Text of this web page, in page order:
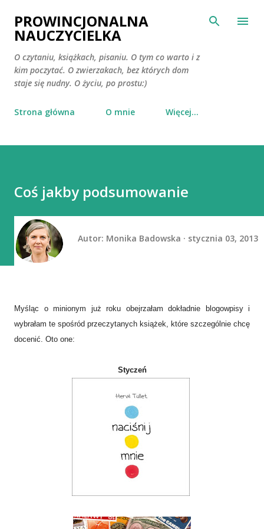
Przejdź do głównej zawartości
PROWINCJONALNA
NAUCZYCIELKA
O czytaniu, książkach, pisaniu. O tym co warto i z
kim poczytać. O zwierzakach, bez których dom
staje się nudny. O życiu, po prostu:)
Strona główna O mnie Więcej…
Coś jakby podsumowanie
Autor: Monika Badowska stycznia 03, 2013
Myśląc o minionym już roku obejrzałam dokładnie blogowpisy i
wybrałam te spośród przeczytanych książek, które szczególnie chcę
docenić. Oto one:
Styczeń